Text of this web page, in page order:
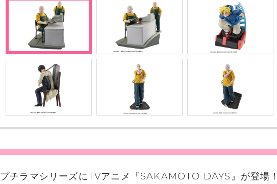
プチラマシリーズにTVアニメ『SAKAMOTO DAYS』が登場！